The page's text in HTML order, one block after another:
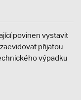
povinen vystavit
přijatou
výpadku